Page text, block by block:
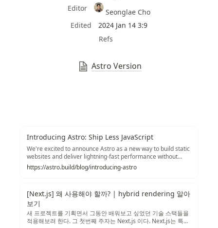
Editor
Seonglae Cho
Edited
2024 Jan 14 3:9
Refs
Astro Version
Introducing Astro: Ship Less JavaScript
We're excited to announce Astro as a new way to build static
websites and deliver lightning-fast performance without
sacrificing a modern developer experience.
https://astro.build/blog/introducing-astro
[Next.js] 왜 사용해야 할까? | hybrid rendering 알아
보기
새 프로젝트를 기획면서 그동안 배워보고 싶었던 기술 스택들을
적용해보려 한다. 그 첫번째 주자는 Next.js 이다. Next.js는 특정